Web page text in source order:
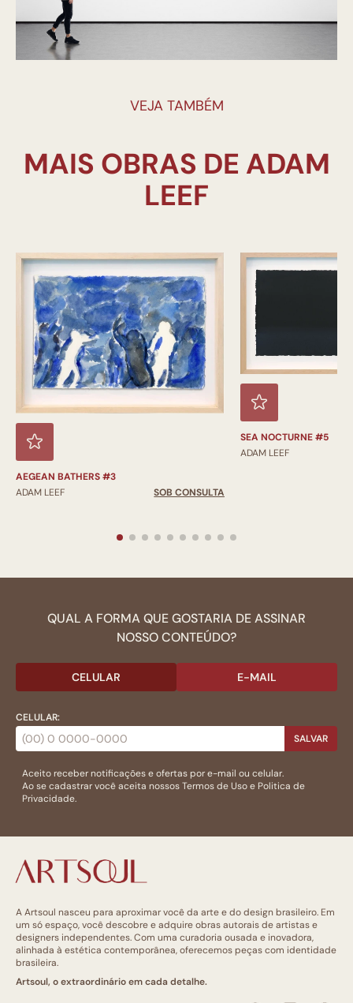
VEJA TAMBÉM
MAIS OBRAS DE ADAM
AEGEAN BATHERS #3
ADAM LEEF
SOB CONSULTA
SEA NOCTURNE #5
ADAM LEEF
QUAL A FORMA QUE GOSTARIA DE ASSINAR
NOSSO CONTEÚDO?
CELULAR E-MAIL
CELULAR:
SALVAR
Aceito receber notificações e ofertas por e-mail ou celular.
Ao se cadastrar você aceita nossosTermos de Usoe Politica de
Privacidade.
A Artsoul nasceu para aproximar você da arte e do design brasileiro. Em
um só espaço, você descobre e adquire obras autorais de artistas e
designers independentes. Com uma curadoria ousada e inovadora,
alinhada à estética contemporânea, oferecemos peças com identidade
brasileira.
Artsoul, o extraordinário em cada detalhe.